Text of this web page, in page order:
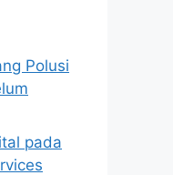
Polusi
pada